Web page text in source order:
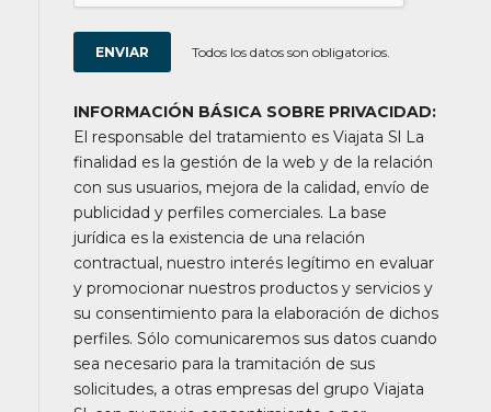
Todos los datos son obligatorios.
INFORMACIÓN BÁSICA SOBRE PRIVACIDAD:
El responsable del tratamiento es Viajata Sl La
finalidad es la gestión de la web y de la relación
con sus usuarios, mejora de la calidad, envío de
publicidad y perfiles comerciales. La base
jurídica es la existencia de una relación
contractual, nuestro interés legítimo en evaluar
y promocionar nuestros productos y servicios y
su consentimiento para la elaboración de dichos
perfiles. Sólo comunicaremos sus datos cuando
sea necesario para la tramitación de sus
solicitudes, a otras empresas del grupo Viajata